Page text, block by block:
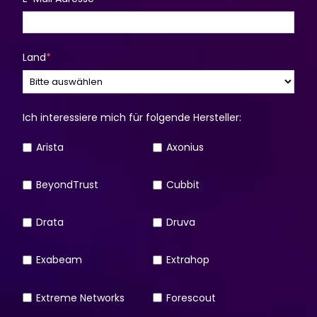
Land*
Ich interessiere mich für folgende Hersteller:
Arista Axonius
BeyondTrust Cubbit
Drata Druva
Exabeam Extrahop
Extreme Networks Forescout